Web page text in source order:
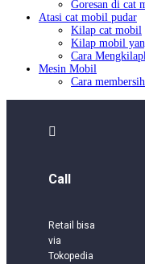
Goresan di cat
Atasi cat mobil pudar
Kilap cat mobil
Kilap mobil
Cara
Mesin Mobil
Cara

Call
Retail bisa
via
Tokopedia